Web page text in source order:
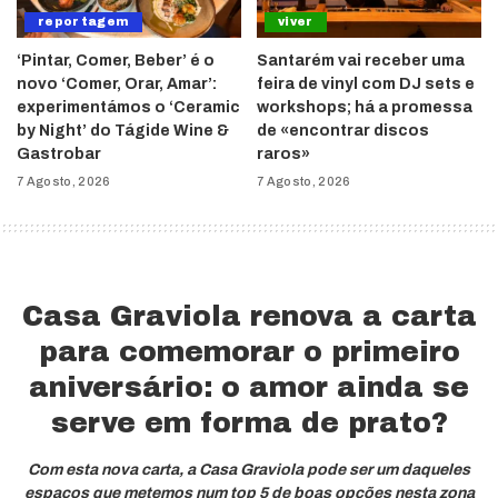
reportagem
‘Pintar, Comer, Beber’ é o
novo ‘Comer, Orar, Amar’:
experimentámos o ‘Ceramic
by Night’ do Tágide Wine &
Gastrobar
7 Agosto, 2026
viver
Santarém vai receber uma
feira de vinyl com DJ sets e
workshops; há a promessa
de «encontrar discos
raros»
7 Agosto, 2026
Casa Graviola renova a carta
para comemorar o primeiro
aniversário: o amor ainda se
serve em forma de prato?
Com esta nova carta, a Casa Graviola pode ser um daqueles
espaços que metemos num top 5 de boas opções nesta zona